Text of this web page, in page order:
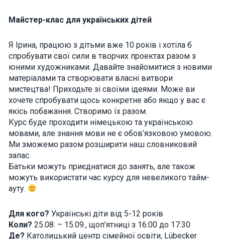
Майстер-клас для українських дітей
Я Ірина, працюю з дітьми вже 10 років і хотіла б
спробувати свої сили в творчих проектах разом з
юними художниками. Давайте знайомитися з новими
матеріалами та створювати власні витвори
мистецтва! Приходьте зі своїми ідеями. Може ви
хочете спробувати щось конкретне або якщо у вас є
якісь побажання. Створимо їх разом.
Курс буде проходити німецькою та українською
мовами, але знання мови не є обов’язковою умовою.
Ми зможемо разом розширити наш словниковий
запас.
Батьки можуть приєднатися до занять, але також
можуть використати час курсу для невеликого тайм-
ауту.
Для кого? Українські діти від 5-12 років
Коли? 25.08. – 15.09., щоп’ятниці з 16:00 до 17:30
Де? Католицький центр сімейної освіти, Lübecker
In order for
as well as
possible
during your
visit. If you
refuse these
some
functionality
will
disappear
from the
website.
Marketing
By sharing
your
site, you
increase the
chance of
seeing